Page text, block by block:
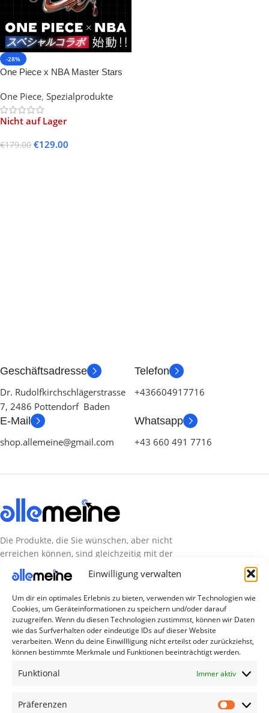
Einwilligung verwalten
Um dir ein optimales Erlebnis zu bieten, verwenden wir Technologien wie
Cookies, um Geräteinformationen zu speichern und/oder darauf
zuzugreifen. Wenn du diesen Technologien zustimmst, können wir Daten
wie das Surfverhalten oder eindeutige IDs auf dieser Website
verarbeiten. Wenn du deine Einwillligung nicht erteilst oder zurückziehst,
können bestimmte Merkmale und Funktionen beeinträchtigt werden.
Funktional Immer aktiv
Präferenzen
-28%
One Piece x NBA Master Stars
One Piece, Spezialprodukte
Nicht auf Lager
€179.00 €129.00
Geschäftsadresse
Dr. Rudolfkirchschlägerstrasse
7, 2486 Pottendorf Baden
Telefon
+436604917716
E-Mail
shop.allemeine@gmail.com
Whatsapp
+43 660 491 7716
Die Produkte, die Sie wünschen, aber nicht
erreichen können, sind gleichzeitig mit der
Welt hier.
Abonnieren Sie uns
Kategorien
TV Zubehör
Smartwatch Zubehör